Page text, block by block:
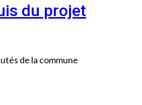
du projet
de la commune